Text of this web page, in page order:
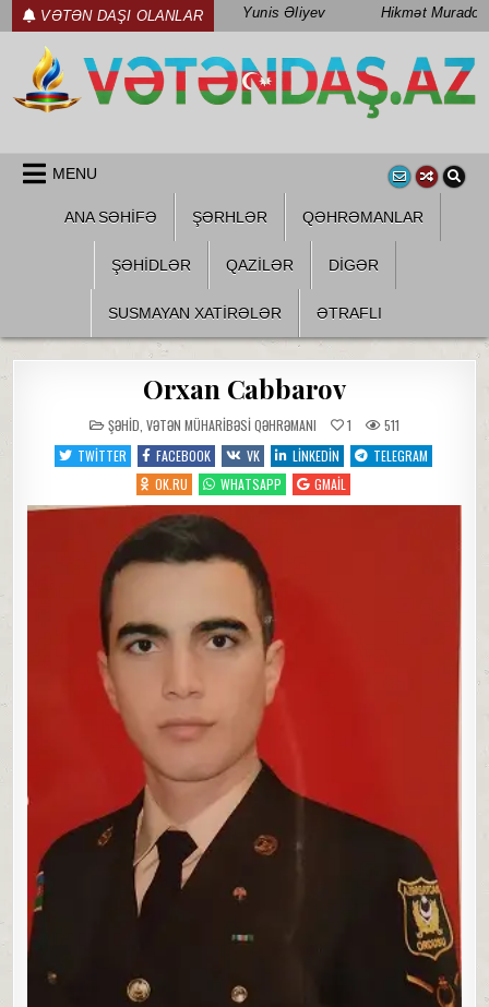
Skip
to
content
VƏTƏN DAŞI OLANLAR Yunis Əliyev Hikmət Muradov
MENU
ANA SƏHİFƏ ŞƏRHLƏR QƏHRƏMANLAR
ŞƏHIDLƏR QAZILƏR DIGƏR
SUSMAYAN XATİRƏLƏR ƏTRAFLI
Orxan Cabbarov
POSTED
IN
ŞƏHID VƏTƏN MÜHARIBƏSI QƏHRƏMANI 1
511
TWITTER
FACEBOOK VK LINKEDIN
TELEGRAM
OK.RU
WHATSAPP GMAIL